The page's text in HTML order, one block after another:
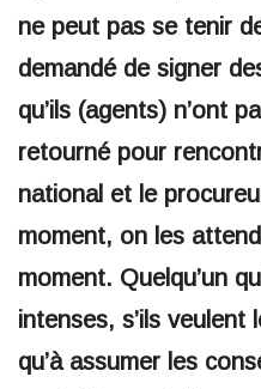
ne peut pas se tenir
demandé de signer
qu’ils (agents) n’ont
retourné pour
national et le
moment, on les
moment. Quelqu’un
intenses, s’ils veulent
qu’à assumer les